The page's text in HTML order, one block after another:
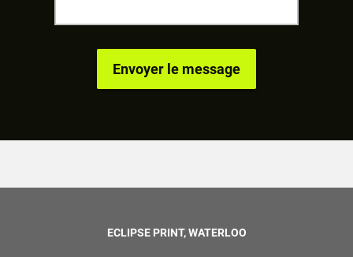
ECLIPSE PRINT, WATERLOO